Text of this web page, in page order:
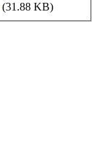
(31.88 KB)